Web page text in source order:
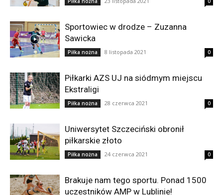
Sportowiec w drodze – Zuzanna
Sawicka
Piłka nożna 8 listopada 2021 0
Piłkarki AZS UJ na siódmym miejscu
Ekstraligi
Piłka nożna 28 czerwca 2021 0
Uniwersytet Szczeciński obronił
piłkarskie złoto
Piłka nożna 24 czerwca 2021 0
Brakuje nam tego sportu. Ponad 1500
uczestników AMP w Lublinie!